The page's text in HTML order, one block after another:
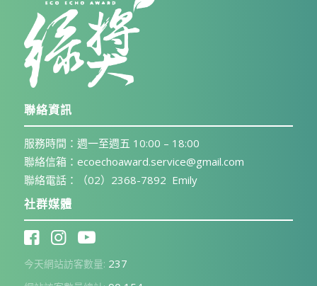
聯絡資訊
服務時間：週一至週五 10:00 – 18:00
聯絡信箱：ecoechoaward.service@gmail.com
聯絡電話：（02）2368-7892 Emily
社群媒體
今天網站訪客數量: 237